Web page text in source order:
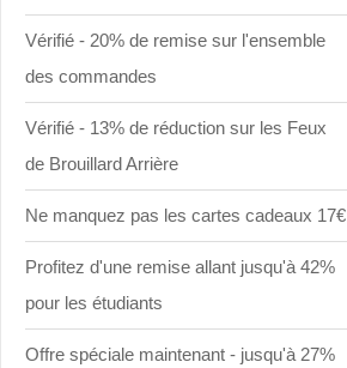
Vérifié - 20% de remise sur l'ensemble
des commandes
Vérifié - 13% de réduction sur les Feux
de Brouillard Arrière
Ne manquez pas les cartes cadeaux 17€
Profitez d'une remise allant jusqu'à 42%
pour les étudiants
Offre spéciale maintenant - jusqu'à 27%